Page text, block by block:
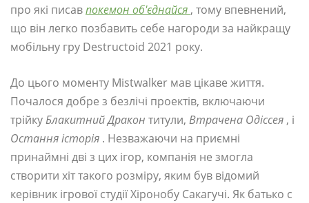
про які писавпокемон об'єднайся , тому впевнений,
що він легко позбавить себе нагороди за найкращу
мобільну гру Destructoid 2021 року.
До цього моменту Mistwalker мав цікаве життя.
Почалося добре з безлічі проектів, включаючи
трійкуБлакитний Дракон титули, Втрачена Одіссея , і
Остання історія . Незважаючи на приємні
принаймні дві з цих ігор, компанія не змогла
створити хіт такого розміру, яким був відомий
керівник ігрової студії Хіронобу Сакагучі. Як батько с